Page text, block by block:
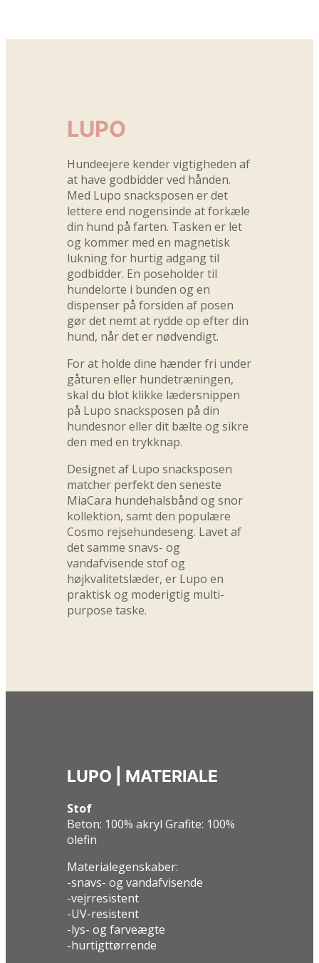
LUPO
Hundeejere kender vigtigheden af
at have godbidder ved hånden.
Med Lupo snacksposen er det
lettere end nogensinde at forkæle
din hund på farten. Tasken er let
og kommer med en magnetisk
lukning for hurtig adgang til
godbidder. En poseholder til
hundelorte i bunden og en
dispenser på forsiden af posen
gør det nemt at rydde op efter din
hund, når det er nødvendigt.
For at holde dine hænder fri under
gåturen eller hundetræningen,
skal du blot klikke lædersnippen
på Lupo snacksposen på din
hundesnor eller dit bælte og sikre
den med en trykknap.
Designet af Lupo snacksposen
matcher perfekt den seneste
MiaCara hundehalsbånd og snor
kollektion, samt den populære
Cosmo rejsehundeseng. Lavet af
det samme snavs- og
vandafvisende stof og
højkvalitetslæder, er Lupo en
praktisk og moderigtig multi-
purpose taske.
LUPO | MATERIALE
Stof
Beton: 100% akryl Grafite: 100%
olefin
Materialegenskaber:
-snavs- og vandafvisende
-vejrresistent
-UV-resistent
-lys- og farveægte
-hurtigttørrende